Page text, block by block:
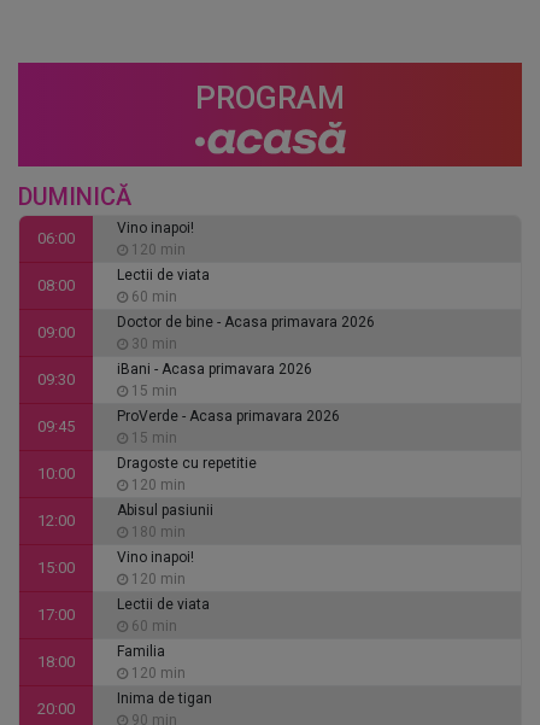
PROGRAM
DUMINICĂ
06:00
Vino inapoi!
120 min
08:00
Lectii de viata
60 min
09:00
Doctor de bine - Acasa primavara 2026
30 min
09:30
iBani - Acasa primavara 2026
15 min
09:45
ProVerde - Acasa primavara 2026
15 min
10:00
Dragoste cu repetitie
120 min
12:00
Abisul pasiunii
180 min
15:00
Vino inapoi!
120 min
17:00
Lectii de viata
60 min
18:00
Familia
120 min
20:00
Inima de tigan
90 min